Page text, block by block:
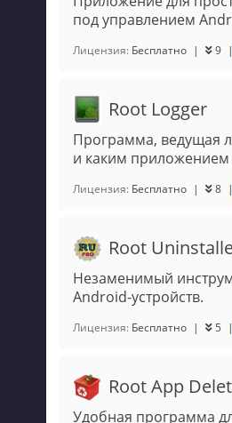
под управлением
Лицензия: Бесплатно | 9 |
Root Logger
Программа, ведущая
и каким
Лицензия: Бесплатно | 8 |
Root
Незаменимый
Android-устройств.
Лицензия: Бесплатно | 5 |
Root App
Удобная программа